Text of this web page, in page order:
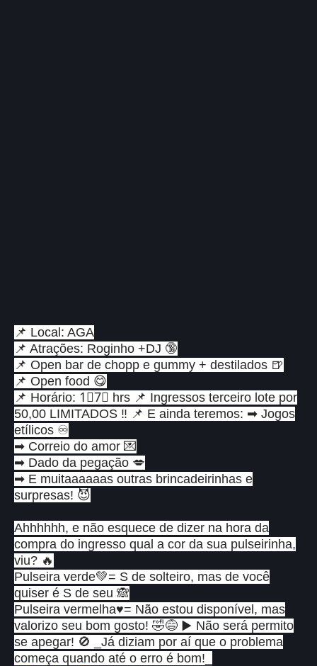
📌 Local: AGA
📌 Atrações: Roginho +DJ 🔞
📌 Open bar de chopp e gummy + destilados 🍺
📌 Open food 😋
📌 Horário: 1⃣7⃣ hrs 📌 Ingressos terceiro lote por
50,00 LIMITADOS ‼ 📌 E ainda teremos: ➡ Jogos
etílicos ♾
➡ Correio do amor 💌
➡ Dado da pegação 💋
➡ E muitaaaaaas outras brincadeirinhas e
surpresas! 😈
Ahhhhhh, e não esquece de dizer na hora da
compra do ingresso qual a cor da sua pulseirinha,
viu? 🔥
Pulseira verde💚= S de solteiro, mas de você
quiser é S de seu 🙈
Pulseira vermelha♥= Não estou disponível, mas
valorizo seu bom gosto! 🤣😅 ▶️ Não será permito
se apegar! 🚫 _Já diziam por aí que o problema
começa quando até o erro é bom!_